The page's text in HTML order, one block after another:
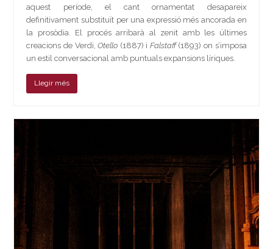
aquest període, el cant ornamentat desapareix
definitivament substituït per una expressió més ancorada en
la prosòdia. El procés arribarà al zenit amb les últimes
creacions de Verdi,Otello (1887) i Falstaff(1893) on s’imposa
un estil conversacional amb puntuals expansions líriques.
Llegir més